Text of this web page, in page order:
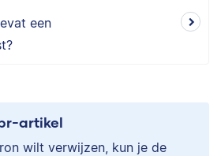
een
artikel
wilt verwijzen, kun je de